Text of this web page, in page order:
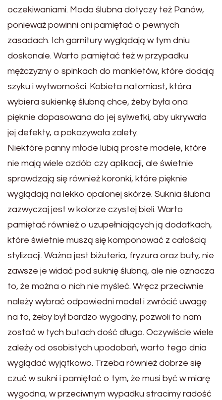
oczekiwaniami. Moda ślubna dotyczy też Panów,
ponieważ powinni oni pamiętać o pewnych
zasadach. Ich garnitury wyglądają w tym dniu
doskonale. Warto pamiętać też w przypadku
mężczyzny o spinkach do mankietów, które dodają
szyku i wytworności. Kobieta natomiast, która
wybiera sukienkę ślubną chce, żeby była ona
pięknie dopasowana do jej sylwetki, aby ukrywała
jej defekty, a pokazywała zalety.
Niektóre panny młode lubią proste modele, które
nie mają wiele ozdób czy aplikacji, ale świetnie
sprawdzają się również koronki, które pięknie
wyglądają na lekko opalonej skórze. Suknia ślubna
zazwyczaj jest w kolorze czystej bieli. Warto
pamiętać również o uzupełniających ją dodatkach,
które świetnie muszą się komponować z całością
stylizacji. Ważna jest biżuteria, fryzura oraz buty, nie
zawsze je widać pod suknię ślubną, ale nie oznacza
to, że można o nich nie myśleć. Wręcz przeciwnie
należy wybrać odpowiedni model i zwrócić uwagę
na to, żeby był bardzo wygodny, pozwoli to nam
zostać w tych butach dość długo. Oczywiście wiele
zależy od osobistych upodobań, warto tego dnia
wyglądać wyjątkowo. Trzeba również dobrze się
czuć w sukni i pamiętać o tym, że musi być w miarę
wygodna, w przeciwnym wypadku stracimy radość